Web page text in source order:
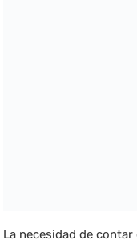
La necesidad de